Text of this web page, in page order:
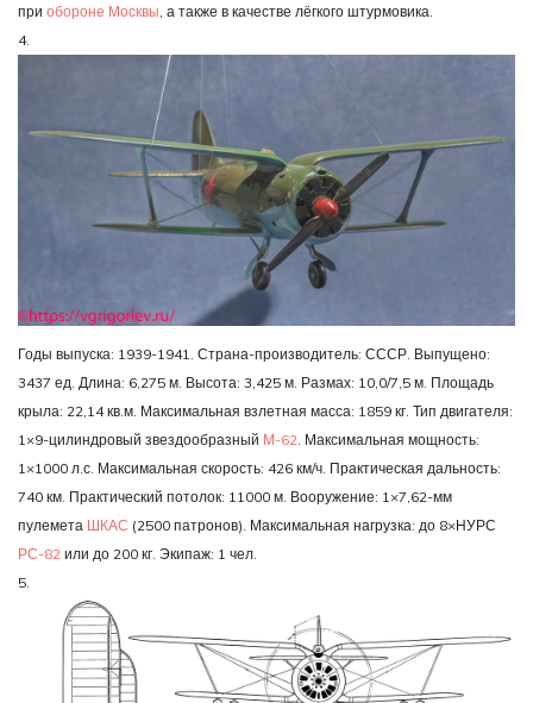
при обороне Москвы , а также в качестве лёгкого штурмовика.
4.
Годы выпуска: 1939-1941. Страна-производитель: СССР. Выпущено:
3437 ед. Длина: 6,275 м. Высота: 3,425 м. Размах: 10,0/7,5 м. Площадь
крыла: 22,14 кв.м. Максимальная взлетная масса: 1859 кг. Тип двигателя:
1×9-цилиндровый звездообразный М-62 . Максимальная мощность:
1×1000 л.с. Максимальная скорость: 426 км/ч. Практическая дальность:
740 км. Практический потолок: 11000 м. Вооружение: 1×7,62-мм
пулемета ШКАС (2500 патронов). Максимальная нагрузка: до 8×НУРС
РС-82 или до 200 кг. Экипаж: 1 чел.
5.